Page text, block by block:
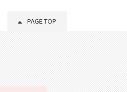
PAGE TOP